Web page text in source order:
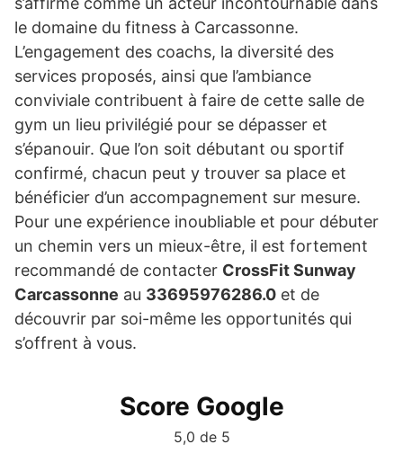
le domaine du fitness à Carcassonne.
L’engagement des coachs, la diversité des
services proposés, ainsi que l’ambiance
conviviale contribuent à faire de cette salle de
gym un lieu privilégié pour se dépasser et
s’épanouir. Que l’on soit débutant ou sportif
confirmé, chacun peut y trouver sa place et
bénéficier d’un accompagnement sur mesure.
Pour une expérience inoubliable et pour débuter
un chemin vers un mieux-être, il est fortement
recommandé de contacter CrossFit Sunway
Carcassonne au 33695976286.0 et de
découvrir par soi-même les opportunités qui
s’offrent à vous.
Score Google
5,0 de 5